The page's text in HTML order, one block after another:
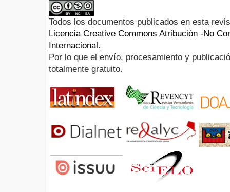
Todos los documentos publicados en esta
Licencia Creative Commons Atribución -No
Internacional.
Por lo que el envío, procesamiento y
totalmente gratuito.